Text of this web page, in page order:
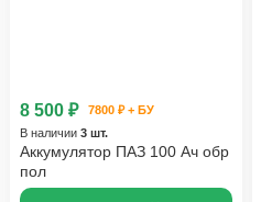
8 500 ₽
7800 ₽ + БУ
В наличии 3 шт.
Аккумулятор ПАЗ 100 Ач обр
пол